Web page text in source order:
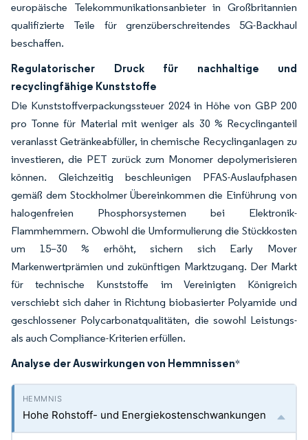
europäische Telekommunikationsanbieter in Großbritannien
qualifizierte Teile für grenzüberschreitendes 5G-Backhaul
beschaffen.
Regulatorischer Druck für nachhaltige und
recyclingfähige Kunststoffe
Die Kunststoffverpackungssteuer 2024 in Höhe von GBP 200
pro Tonne für Material mit weniger als 30 % Recyclinganteil
veranlasst Getränkeabfüller, in chemische Recyclinganlagen zu
investieren, die PET zurück zum Monomer depolymerisieren
können. Gleichzeitig beschleunigen PFAS-Auslaufphasen
gemäß dem Stockholmer Übereinkommen die Einführung von
halogenfreien Phosphorsystemen bei Elektronik-
Flammhemmern. Obwohl die Umformulierung die Stückkosten
um 15–30 % erhöht, sichern sich Early Mover
Markenwertprämien und zukünftigen Marktzugang. Der Markt
für technische Kunststoffe im Vereinigten Königreich
verschiebt sich daher in Richtung biobasierter Polyamide und
geschlossener Polycarbonatqualitäten, die sowohl Leistungs-
als auch Compliance-Kriterien erfüllen.
Analyse der Auswirkungen von Hemmnissen*
Hohe Rohstoff- und Energiekostenschwankungen